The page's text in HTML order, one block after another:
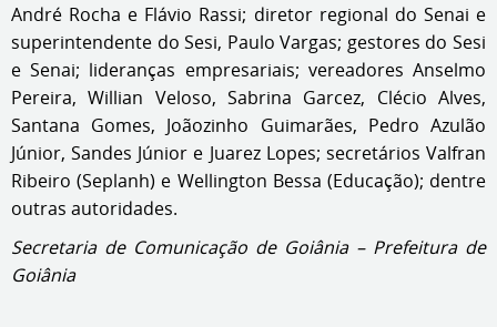
André Rocha e Flávio Rassi; diretor regional do Senai e
superintendente do Sesi, Paulo Vargas; gestores do Sesi
e Senai; lideranças empresariais; vereadores Anselmo
Pereira, Willian Veloso, Sabrina Garcez, Clécio Alves,
Santana Gomes, Joãozinho Guimarães, Pedro Azulão
Júnior, Sandes Júnior e Juarez Lopes; secretários Valfran
Ribeiro (Seplanh) e Wellington Bessa (Educação); dentre
outras autoridades.
Secretaria de Comunicação de Goiânia – Prefeitura de
Goiânia